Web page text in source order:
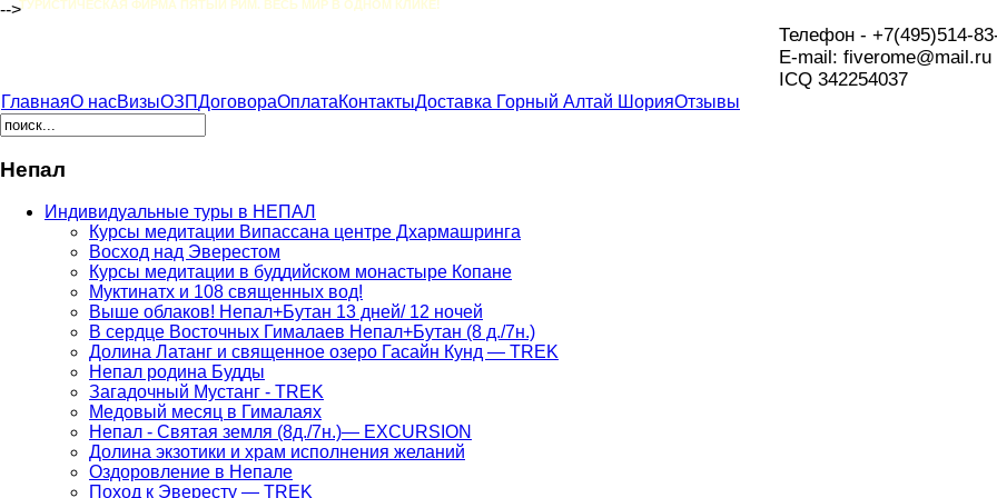
-->ТУРИСТИЧЕСКАЯ ФИРМА ПЯТЫЙ РИМ. ВЕСЬ МИР В ОДНОМ КЛИКЕ!
Телефон - +7(495)514-
Е-mail: fiverome@mail.ru
ICQ 342254037
ГлавнаяО насВизыОЗПДоговораОплатаКонтактыДоставка Горный Алтай ШорияОтзывы
Непал
Индивидуальные туры в НЕПАЛ
Курсы медитации Випассана центре Дхармашринга
Восход над Эверестом
Курсы медитации в буддийском монастыре Копане
Муктинатх и 108 священных вод!
Выше облаков! Непал+Бутан 13 дней/ 12 ночей
В сердце Восточных Гималаев Непал+Бутан (8 д./7н.)
Долина Латанг и священное озеро Гасайн Кунд — TREK
Непал родина Будды
Загадочный Мустанг - TREK
Медовый месяц в Гималаях
Непал - Святая земля (8д./7н.)— EXCURSION
Долина экзотики и храм исполнения желаний
Оздоровление в Непале
Поход к Эвересту — TREK